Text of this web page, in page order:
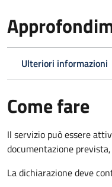
Ulteriori informazioni
Come fare
Il servizio può essere
documentazione
La dichiarazione deve